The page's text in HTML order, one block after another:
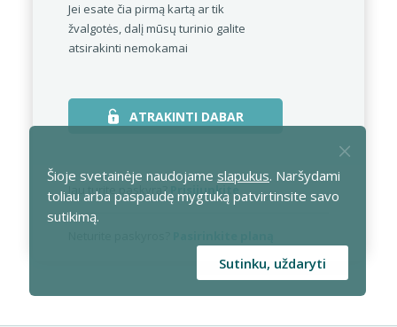
Jei esate čia pirmą kartą ar tik
žvalgotės, dalį mūsų turinio galite
atsirakinti nemokamai
ATRAKINTI DABAR
Jau turite paskyrą? Prisijunkite
Šioje svetainėje naudojame slapukus. Naršydami
toliau arba paspaudę mygtuką patvirtinsite savo
sutikimą.
Sutinku, uždaryti